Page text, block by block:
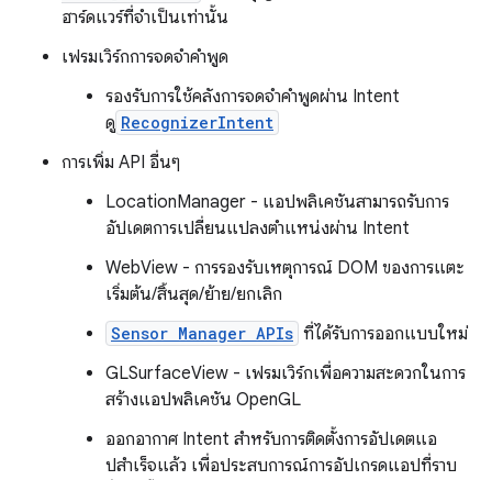
ฮาร์ดแวร์ที่จําเป็นเท่านั้น
เฟรมเวิร์กการจดจำคำพูด
รองรับการใช้คลังการจดจำคำพูดผ่าน Intent
ดู RecognizerIntent
การเพิ่ม API อื่นๆ
LocationManager - แอปพลิเคชันสามารถรับการ
อัปเดตการเปลี่ยนแปลงตำแหน่งผ่าน Intent
WebView - การรองรับเหตุการณ์ DOM ของการแตะ
เริ่มต้น/สิ้นสุด/ย้าย/ยกเลิก
Sensor Manager APIs ที่ได้รับการออกแบบใหม่
GLSurfaceView - เฟรมเวิร์กเพื่อความสะดวกในการ
สร้างแอปพลิเคชัน OpenGL
ออกอากาศ Intent สําหรับการติดตั้งการอัปเดตแอ
ปสําเร็จแล้ว เพื่อประสบการณ์การอัปเกรดแอปที่ราบ